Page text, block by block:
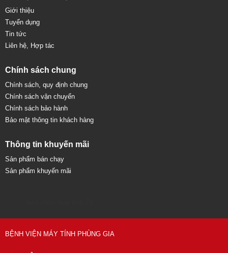
Giới thiệu
Tuyển dụng
Tin tức
Liên hệ, Hợp tác
Chính sách chung
Chính sách, quy định chung
Chính sách vận chuyển
Chính sách bảo hành
Bảo mật thông tin khách hàng
Thông tin khuyến mãi
Sản phẩm bán chạy
Sản phẩm khuyến mãi
BỆNH VIỆN MÁY TÍNH PHÙNG GIA